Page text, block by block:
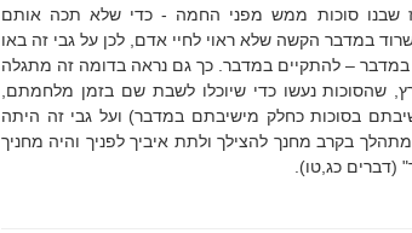
שבנו סוכות ממש מפני החמה - כדי שלא תכה אותם
במדבר הקשה שלא ראוי לחיי אדם, לכן על גבי זה באו
במדבר – להתקיים במדבר. כך גם נראה בדומה זה מתגלה
שהסוכות נעשו כדי שיוכלו לשבת שם בזמן מלחמתם,
בסוכות כחלק מישיבתם במדבר) ועל גבי זה היתה
בקרב מחנך להצילך ולתת איביך לפניך והיה מחניך
(דברים כג,טו).